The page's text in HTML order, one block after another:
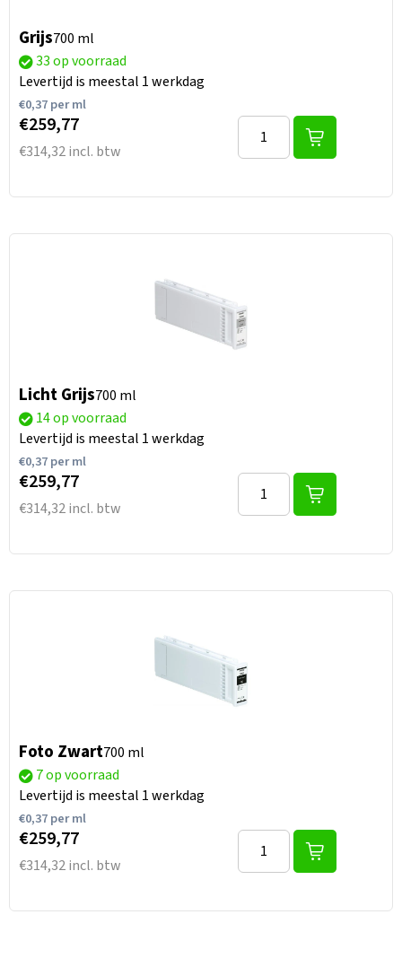
Grijs700 ml
33 op voorraad
Levertijd is meestal 1 werkdag
€0,37per ml
€259,77
€314,32 incl. btw
Licht Grijs700 ml
14 op voorraad
Levertijd is meestal 1 werkdag
€0,37per ml
€259,77
€314,32 incl. btw
Foto Zwart700 ml
7 op voorraad
Levertijd is meestal 1 werkdag
€0,37per ml
€259,77
€314,32 incl. btw